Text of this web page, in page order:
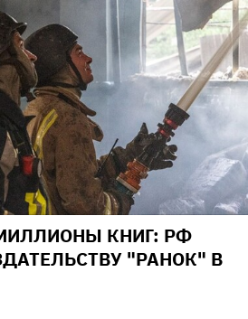
КНИГ: РФ
"РАНОК" В